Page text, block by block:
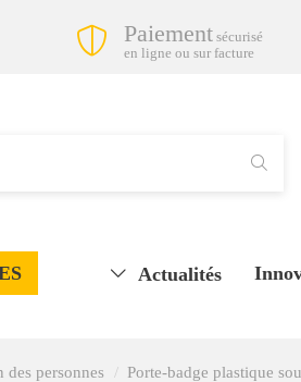
Paiement sécurisé
en ligne ou sur facture
Actualités
personnes Porte-badge plastique